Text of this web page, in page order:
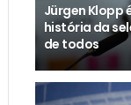
Jürgen Klopp
história da
de todos